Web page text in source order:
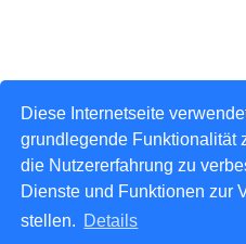
Diese Internetseite
grundlegende Funktionalität
die Nutzererfahrung zu
Dienste und Funktionen zur
stellen. Details